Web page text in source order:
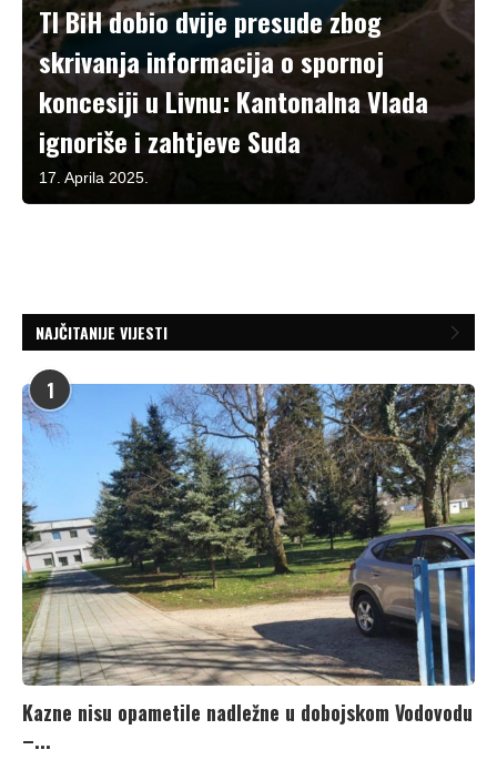
TI BiH dobio dvije presude zbog
skrivanja informacija o spornoj
koncesiji u Livnu: Kantonalna Vlada
ignoriše i zahtjeve Suda
17. Aprila 2025.
NAJČITANIJE VIJESTI
1
Kazne nisu opametile nadležne u dobojskom Vodovodu
–...